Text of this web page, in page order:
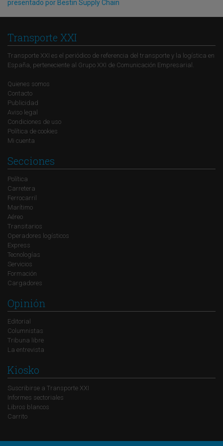
presentado por Bestin Supply Chain
Transporte XXI
Transporte XXI es el periódico de referencia del transporte y la logística en
España, perteneciente al Grupo XXI de Comunicación Empresarial.
Quienes somos
Contacto
Publicidad
Aviso legal
Condiciones de uso
Política de cookies
Mi cuenta
Secciones
Política
Carretera
Ferrocarril
Marítimo
Aéreo
Transitarios
Operadores logísticos
Express
Tecnologías
Servicios
Formación
Cargadores
Opinión
Editorial
Columnistas
Tribuna libre
La entrevista
Kiosko
Suscribirse a Transporte XXI
Informes sectoriales
Libros blancos
Carrito